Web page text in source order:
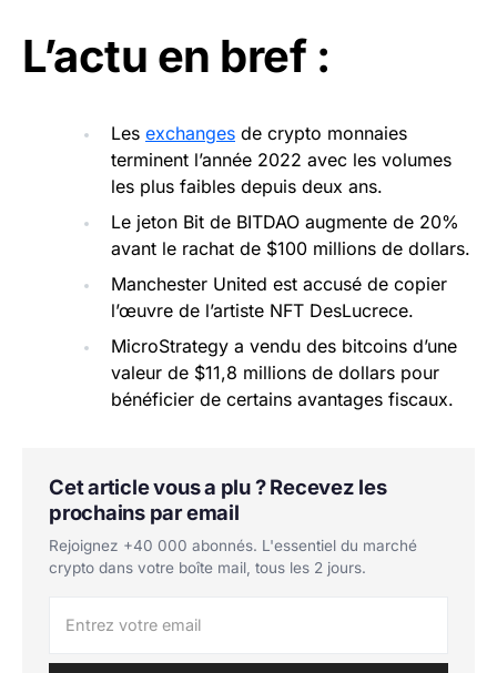
L’actu en bref :
Les exchanges de crypto monnaies
terminent l’année 2022 avec les volumes
les plus faibles depuis deux ans.
Le jeton Bit de BITDAO augmente de 20%
avant le rachat de $100 millions de dollars.
Manchester United est accusé de copier
l’œuvre de l’artiste NFT DesLucrece.
MicroStrategy a vendu des bitcoins d’une
valeur de $11,8 millions de dollars pour
bénéficier de certains avantages fiscaux.
Cet article vous a plu ? Recevez les
prochains par email
Rejoignez +40 000 abonnés. L'essentiel du marché
crypto dans votre boîte mail, tous les 2 jours.